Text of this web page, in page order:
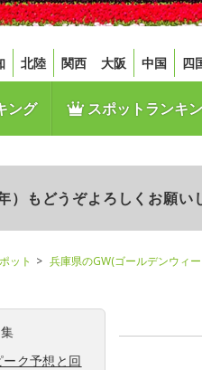
北陸 関西 大阪 中国 四
ング スポットランキ
もどうぞよろしくお願い
ット
兵庫県のGW(ゴールデンウィ
ク予想と回